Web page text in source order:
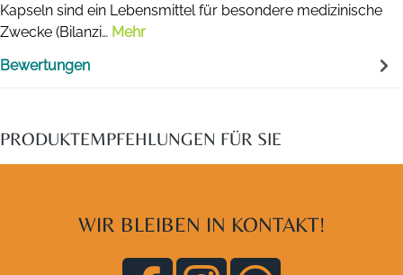
Kapseln sind ein Lebensmittel für besondere medizinische
Zwecke (Bilanzi… Mehr
Bewertungen
PRODUKTEMPFEHLUNGEN FÜR SIE
WIR BLEIBEN IN KONTAKT!